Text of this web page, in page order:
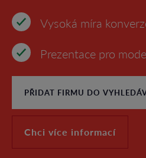
Vysoká míra
Prezentace pro
PŘIDAT FIRMU DO
Chci více informací